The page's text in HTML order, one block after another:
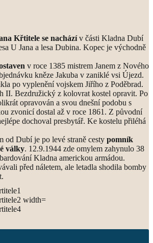
Křtitele se nacházív části Kladna Dubí
U Jana a lesa Dubina. Kopec je východně
v roce 1385 mistrem Janem z Nového
kněze Jakuba v zaniklé vsi Újezd.
po vyplenění vojskem Jiřího z Poděbrad.
II. Bezdružický z kolovrat kostel opravit. Po
opravován a svou dnešní podobu s
zvonicí dostal až v roce 1861. Z původní
dochoval presbytář. Ke kostelu přiléhá
od Dubí je po levé straně cesty pomník
války. 12.9.1944 zde omylem zahynulo 38
Kladna americkou armádou.
před náletem, ale letadla shodila bomby